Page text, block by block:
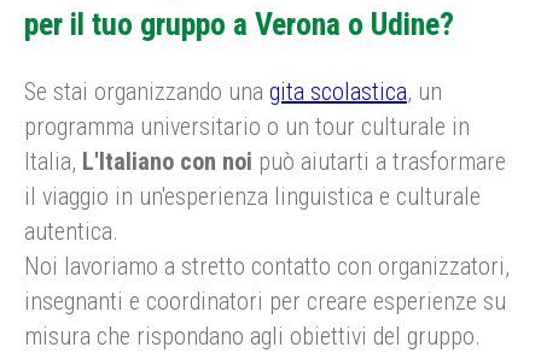
per il tuo gruppo a Verona o Udine?
Se stai organizzando una gita scolastica, un
programma universitario o un tour culturale in
Italia, L'Italiano con noi può aiutarti a trasformare
il viaggio in un'esperienza linguistica e culturale
autentica.
Noi lavoriamo a stretto contatto con organizzatori,
insegnanti e coordinatori per creare esperienze su
misura che rispondano agli obiettivi del gruppo.